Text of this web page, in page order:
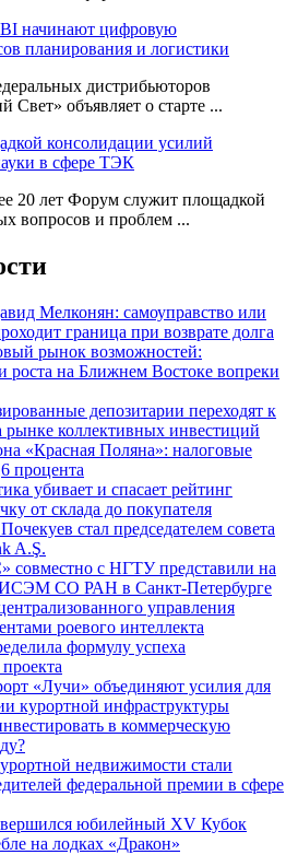
начинают цифровую
планирования и логистики
дистрибьюторов
Свет» объявляет о старте ...
консолидации усилий
в сфере ТЭК
20 лет Форум служит площадкой
вопросов и проблем ...
Мелконян: самоуправство или
граница при возврате долга
рынок возможностей:
роста на Ближнем Востоке вопреки
депозитарии переходят к
коллективных инвестиций
«Красная Поляна»: налоговые
процента
убивает и спасает рейтинг
от склада до покупателя
стал председателем совета
A.Ş.
с НГТУ представили на
ИСЭМ СО РАН в Санкт-Петербурге
управления
роевого интеллекта
формулу успеха
«Лучи» объединяют усилия для
курортной инфраструктуры
в коммерческую
недвижимости стали
федеральной премии в сфере
юбилейный XV Кубок
на лодках «Дракон»